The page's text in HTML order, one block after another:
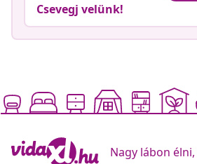
Csevegj velünk!
Nagy lábon